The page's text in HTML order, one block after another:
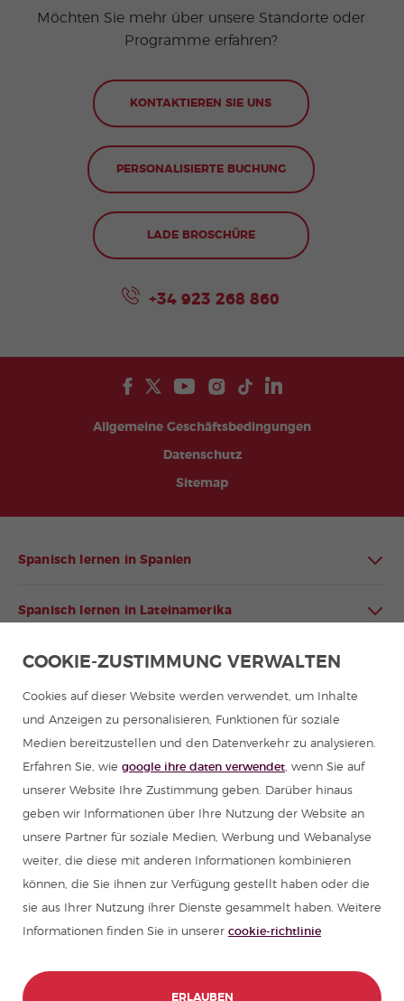
Möchten Sie mehr über unsere Standorte oder
Programme erfahren?
KONTAKTIEREN SIE UNS
PERSONALISIERTE BUCHUNG
LADE BROSCHÜRE
+34 923 268 860
Allgemeine Geschäftsbedingungen
Datenschutz
Sitemap
Spanisch lernen in Spanien
Spanisch lernen in Lateinamerika
Spanischprogramme für Gruppen
Sommercamps in Spanien
Spanischkurse
Ressourcen zum Spanisch lernen
Partners
Reiseführer für Spanien
COOKIE-ZUSTIMMUNG VERWALTEN
Cookies auf dieser Website werden verwendet, um Inhalte
und Anzeigen zu personalisieren, Funktionen für soziale
Medien bereitzustellen und den Datenverkehr zu analysieren.
Erfahren Sie, wie google ihre daten verwendet, wenn Sie auf
unserer Website Ihre Zustimmung geben. Darüber hinaus
geben wir Informationen über Ihre Nutzung der Website an
unsere Partner für soziale Medien, Werbung und Webanalyse
weiter, die diese mit anderen Informationen kombinieren
können, die Sie ihnen zur Verfügung gestellt haben oder die
sie aus Ihrer Nutzung ihrer Dienste gesammelt haben. Weitere
Informationen finden Sie in unserer cookie-richtlinie
ERLAUBEN